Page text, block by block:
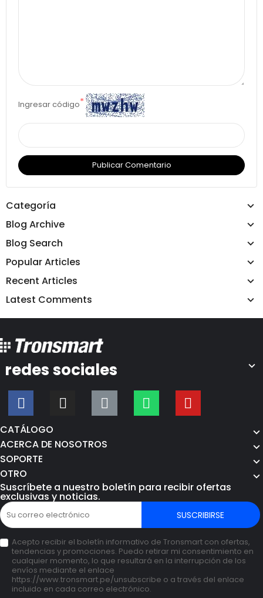
Ingresar código*
Publicar Comentario
Categoría
Blog Archive
Blog Search
Popular Articles
Recent Articles
Latest Comments
redes sociales
CATÁLOGO
ACERCA DE NOSOTROS
SOPORTE
OTRO
Suscríbete a nuestro boletín para recibir ofertas
exclusivas y noticias.
SUSCRIBIRSE
Acepto recibir el boletín informativo de Tronsmart con ofertas,
tendencias y promociones. Puedo retirar mi consentimiento en
cualquier momento, lo que resultará en la interrupción de los
envíos mediante el enlace
https://www.tronsmart.pe/unsubscribe o a través del enlace
incluido en cada correo electrónico.